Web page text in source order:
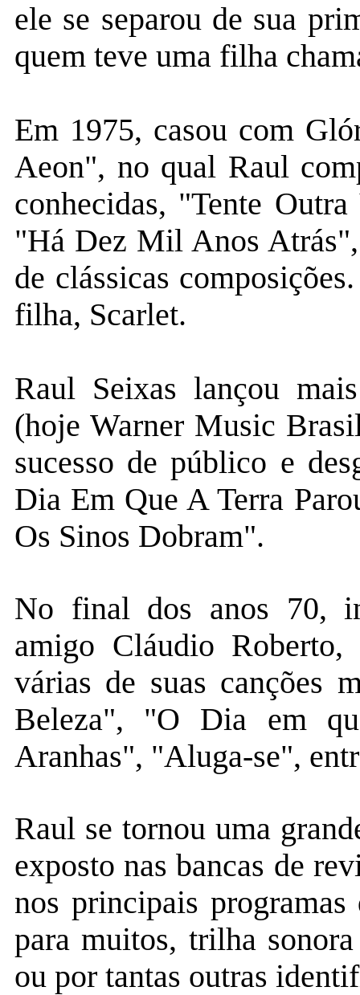
ele se separou de sua
quem teve uma filha
Em 1975, casou com
Aeon", no qual Raul
conhecidas, "Tente
"Há Dez Mil Anos
de clássicas
filha, Scarlet.
Raul Seixas lançou
(hoje Warner Music
sucesso de público e
Dia Em Que A Terra
Os Sinos Dobram".
No final dos anos 70,
amigo Cláudio
várias de suas canções
Beleza", "O Dia em
Aranhas", "Aluga-se",
Raul se tornou uma
exposto nas bancas de
nos principais
para muitos, trilha
ou por tantas outras